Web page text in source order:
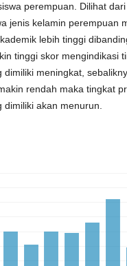
perempuan. Dilihat
jenis kelamin perempuan
lebih tinggi
tinggi skor mengindikasi
dimiliki meningkat,
rendah maka tingkat
dimiliki akan menurun.